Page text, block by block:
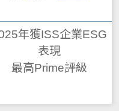
年獲ISS企業ESG
表現
最高Prime評級